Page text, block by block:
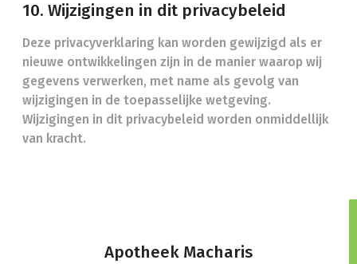
10. Wijzigingen in dit privacybeleid
Deze privacyverklaring kan worden gewijzigd als er
nieuwe ontwikkelingen zijn in de manier waarop wij
gegevens verwerken, met name als gevolg van
wijzigingen in de toepasselijke wetgeving.
Wijzigingen in dit privacybeleid worden onmiddellijk
van kracht.
Apotheek Macharis